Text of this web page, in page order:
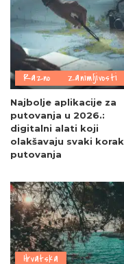
Razno Zanimljivosti
Najbolje aplikacije za
putovanja u 2026.:
digitalni alati koji
olakšavaju svaki korak
putovanja
Hrvatska